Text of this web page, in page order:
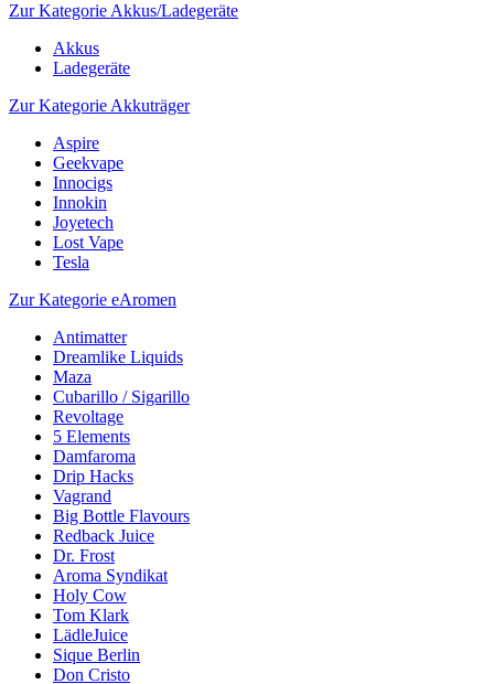
Zur Kategorie Akkus/Ladegeräte
Akkus
Ladegeräte
Zur Kategorie Akkuträger
Aspire
Geekvape
Innocigs
Innokin
Joyetech
Lost Vape
Tesla
Zur Kategorie eAromen
Antimatter
Dreamlike Liquids
Maza
Cubarillo / Sigarillo
Revoltage
5 Elements
Damfaroma
Drip Hacks
Vagrand
Big Bottle Flavours
Redback Juice
Dr. Frost
Aroma Syndikat
Holy Cow
Tom Klark
LädleJuice
Sique Berlin
Don Cristo